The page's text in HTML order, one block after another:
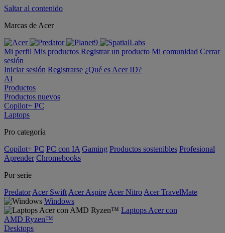
Saltar al contenido
Marcas de Acer
Mi perfil Mis productos Registrar un producto Mi comunidad Cerrar
sesión
Iniciar sesión Registrarse ¿Qué es Acer ID?
AI
Productos
Productos nuevos
Copilot+ PC
Laptops
Pro categoría
Copilot+ PC PC con IA Gaming Productos sostenibles Profesional
Aprender Chromebooks
Por serie
Predator Acer Swift Acer Aspire Acer Nitro Acer TravelMate
Windows
Laptops Acer con
AMD Ryzen™
Desktops